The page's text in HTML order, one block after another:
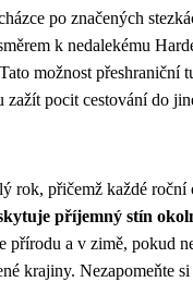
po značených
k nedalekému
možnost přeshraniční
pocit cestování do
rok, přičemž každé roční
příjemný stín
přírodu a v zimě, pokud
krajiny. Nezapomeňte si